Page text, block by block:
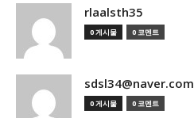
rlaalsth35
0 게시물 0 코멘트
sdsl34@naver.com
0 게시물 0 코멘트